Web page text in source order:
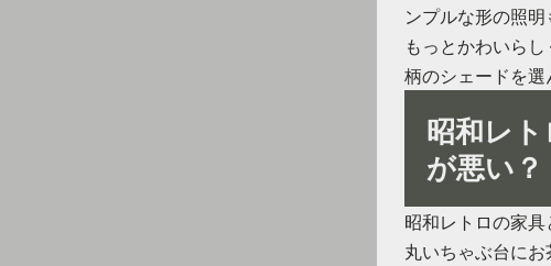
ンプルな形の照明
もっとかわいら
柄のシェードを選
昭和レ
が悪い？
昭和レトロの家
丸いちゃぶ台に